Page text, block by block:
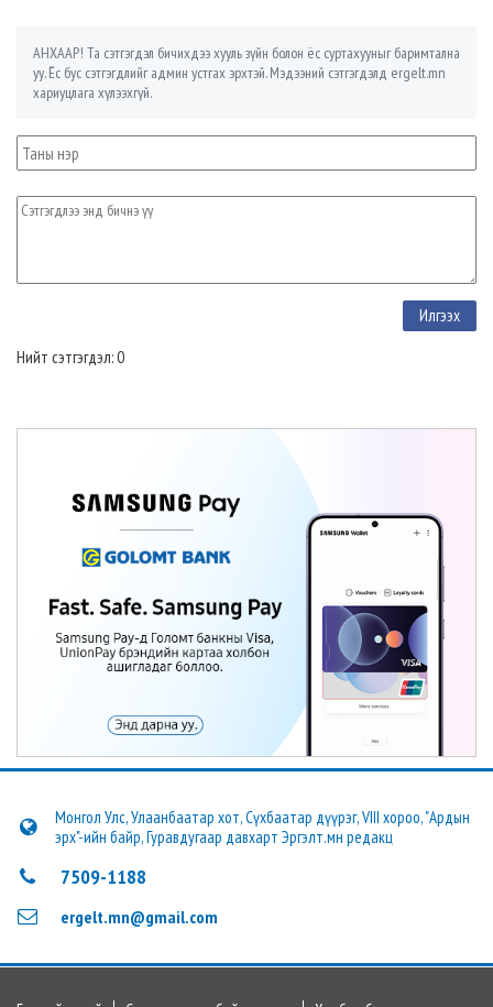
АНХААР! Та сэтгэгдэл бичихдээ хууль зүйн болон ёс суртахууныг баримтална
уу. Ёс бус сэтгэгдлийг админ устгах эрхтэй. Мэдээний сэтгэгдэлд ergelt.mn
хариуцлага хүлээхгүй.
Нийт сэтгэгдэл: 0
Монгол Улс, Улаанбаатар хот, Сүхбаатар дүүрэг, VIII хороо, "Ардын
эрх"-ийн байр, Гуравдугаар давхарт Эргэлт.мн редакц
7509-1188
ergelt.mn@gmail.com